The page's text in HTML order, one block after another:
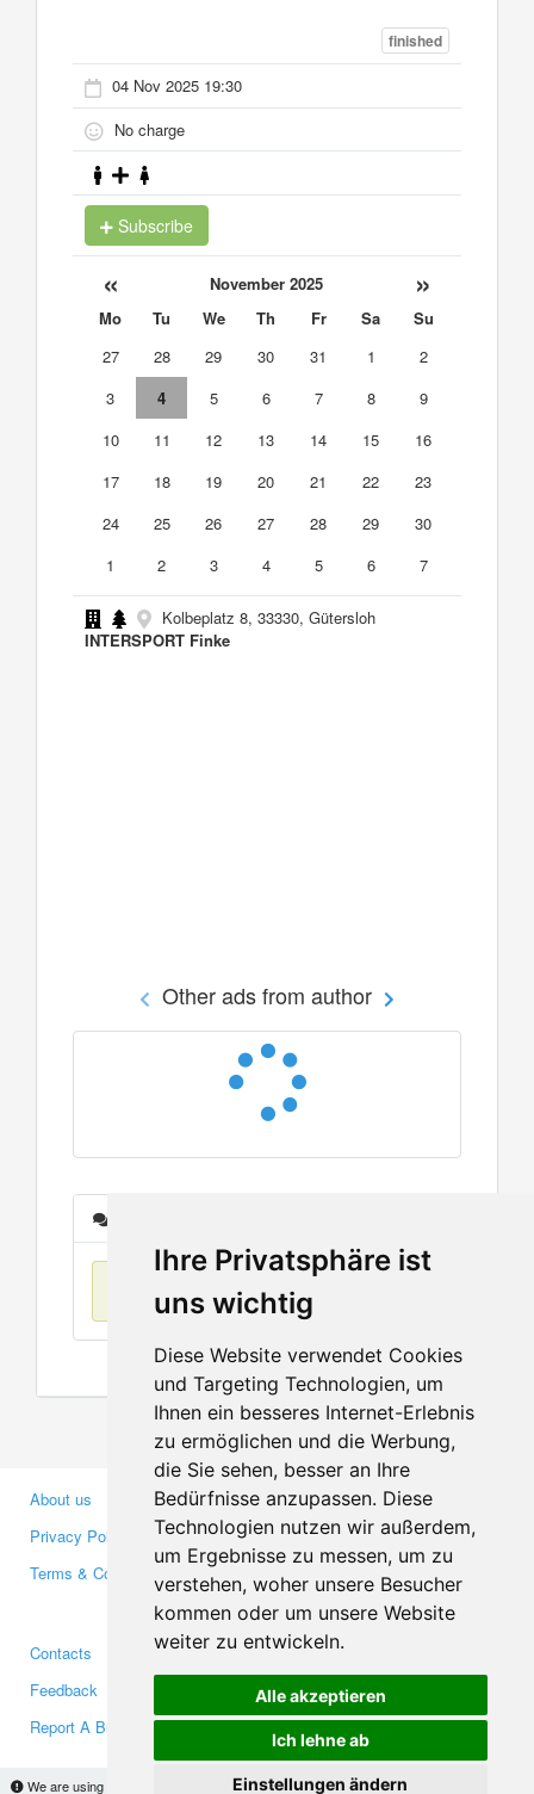
Ihre Privatsphäre ist
uns wichtig
Diese Website verwendet Cookies
und Targeting Technologien, um
Ihnen ein besseres Internet-Erlebnis
zu ermöglichen und die Werbung,
die Sie sehen, besser an Ihre
Bedürfnisse anzupassen. Diese
Technologien nutzen wir außerdem,
um Ergebnisse zu messen, um zu
verstehen, woher unsere Besucher
kommen oder um unsere Website
weiter zu entwickeln.
Alle akzeptieren
Ich lehne ab
Einstellungen ändern
We are using cookies to provide statistics that help us give you the best experience of
finished
04 Nov 2025 19:30
No charge
Subscribe
« November 2025 »
Mo Tu We Th Fr Sa
Su
27
28 29 30 31 1
2
3
4 5 6 7 8
9
10
11 12 13 14 15
16
17
18 19 20 21 22
23
24
25 26 27 28 29
30
1
2 3 4 5 6 7
Kolbeplatz 8, 33330, Gütersloh
INTERSPORT Finke
Other ads from author
No items found
About us
Privacy Policy
Terms & Conditions
Business Partners
Investors
Media
Contacts
Feedback
Report A Bug
Facebook
Twitter
YouTube
Google+